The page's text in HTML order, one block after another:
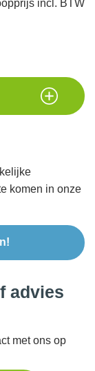
komen in onze
advies
met ons op